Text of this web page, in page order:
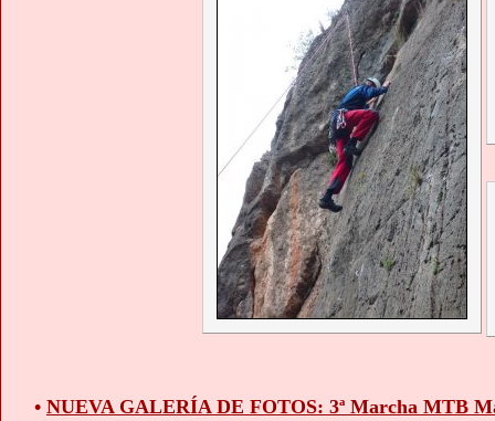
• NUEVA GALERÍA DE FOTOS: 3ª Marcha MTB